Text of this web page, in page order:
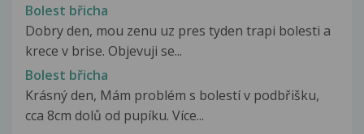
Bolest břicha
Dobry den, mou zenu uz pres tyden trapi bolesti a
krece v brise. Objevuji se...
Bolest břicha
Krásný den, Mám problém s bolestí v podbřišku,
cca 8cm dolů od pupíku. Více...